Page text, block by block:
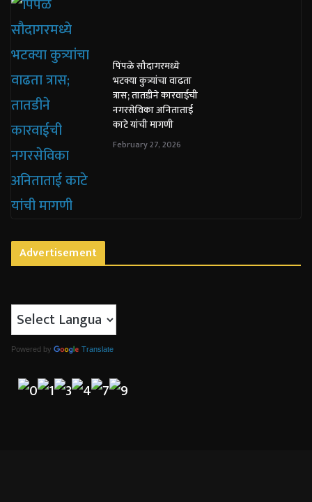
पिंपळे सौदागरमध्ये
भटक्या कुत्र्यांचा वाढता
त्रास; तातडीने कारवाईची
नगरसेविका अनिताताई
काटे यांची मागणी
February 27, 2026
Advertisement
Powered by Translate